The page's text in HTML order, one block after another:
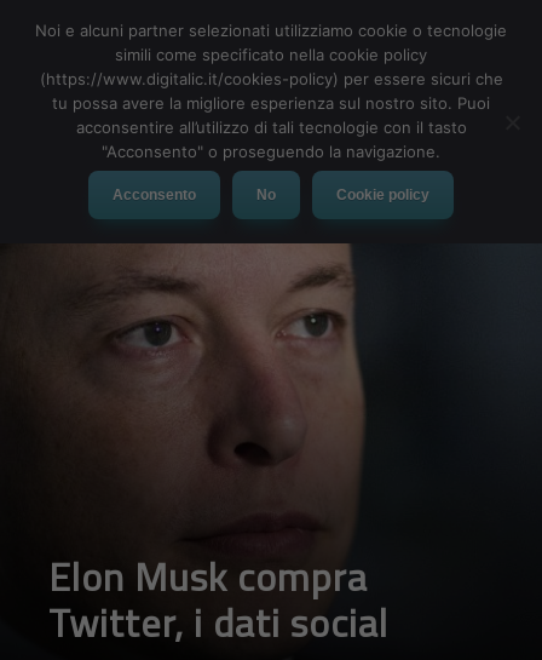
MENU
Elon Musk compra
Twitter, i dati social
Noi e alcuni partner selezionati utilizziamo cookie o tecnologie
simili come specificato nella cookie policy
(https://www.digitalic.it/cookies-policy) per essere sicuri che
tu possa avere la migliore esperienza sul nostro sito. Puoi
acconsentire all’utilizzo di tali tecnologie con il tasto
"Acconsento" o proseguendo la navigazione.
Acconsento No Cookie policy